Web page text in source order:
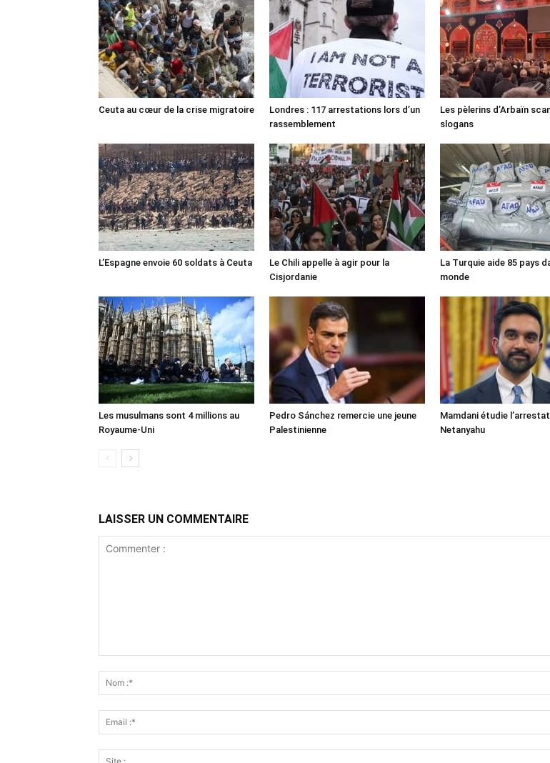
Ceuta au cœur de la crise migratoire
Londres : 117 arrestations lors d’un
rassemblement
Les pèlerins d’Arbaïn
slogans
L’Espagne envoie 60 soldats à Ceuta
Le Chili appelle à agir pour la
Cisjordanie
La Turquie aide 85 pays
monde
Les musulmans sont 4 millions au
Royaume-Uni
Pedro Sánchez remercie une jeune
Palestinienne
Mamdani étudie
Netanyahu
LAISSER UN COMMENTAIRE